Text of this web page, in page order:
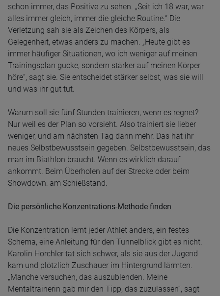
schon immer, das Positive zu sehen. „Seit ich 18 war, war
alles immer gleich, immer die gleiche Routine.“ Die
Verletzung sah sie als Zeichen des Körpers, als
Gelegenheit, etwas anders zu machen. „Heute gibt es
immer häufiger Situationen, wo ich weniger auf meinen
Trainingsplan gucke, sondern stärker auf meinen Körper
höre“, sagt sie. Sie entscheidet stärker selbst, was sie will
und was ihr gut tut.
Warum soll sie fünf Stunden trainieren, wenn es regnet?
Nur weil es der Plan so vorsieht. Also trainiert sie lieber
weniger, und am nächsten Tag dann mehr. Das hat ihr
neues Selbstbewusstsein gegeben. Selbstbewusstsein, das
man im Biathlon braucht. Wenn es wirklich darauf
ankommt. Beim Überholen auf der Strecke oder beim
Showdown: am Schießstand.
Die persönliche Konzentrations-Methode finden
Die Konzentration lernt jeder Athlet anders, ein festes
Schema, eine Anleitung für den Tunnelblick gibt es nicht.
Karolin Horchler tat sich schwer, als sie aus der Jugend
kam und plötzlich Zuschauer im Hintergrund lärmten.
„Manche versuchen, das auszublenden. Meine
Mentaltrainerin gab mir den Tipp, das zuzulassen“, sagt